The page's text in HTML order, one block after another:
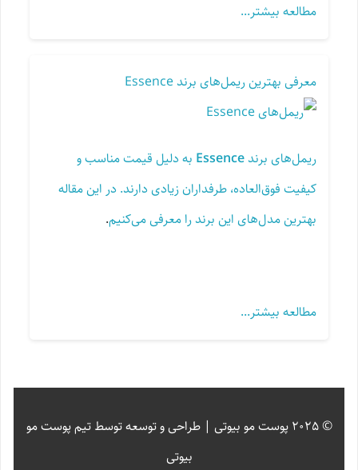
مطالعه بیشتر...
معرفی بهترین ریمل‌های برند Essence
ریمل‌های برندEssence به دلیل قیمت مناسب و
کیفیت فوق‌العاده، طرفداران زیادی دارند. در این مقاله
بهترین مدل‌های این برند را معرفی می‌کنیم.
مطالعه بیشتر...
© 2025 پوست مو بیوتی | طراحی و توسعه توسط تیم پوست مو
بیوتی